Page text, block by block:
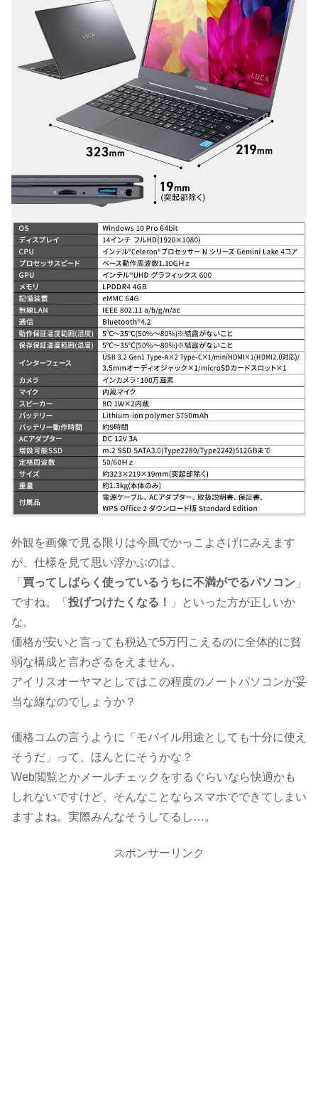
外観を画像で見る限りは今風でかっこよさげにみえます
が、仕様を見て思い浮かぶのは、
「 買ってしばらく使っているうちに不満がでるパソコン 」
ですね。「 投げつけたくなる！
」といった方が正しいか
な。
価格が安いと言っても税込で5万円こえるのに全体的に貧
弱な構成と言わざるをえません。
アイリスオーヤマとしてはこの程度のノートパソコンが妥
当な線なのでしょうか？
価格コムの言うように「モバイル用途としても十分に使え
そうだ」って、ほんとにそうかな？
Web閲覧とかメールチェックをするぐらいなら快適かも
しれないですけど、そんなことならスマホでできてしまい
ますよね。実際みんなそうしてるし…。
スポンサーリンク